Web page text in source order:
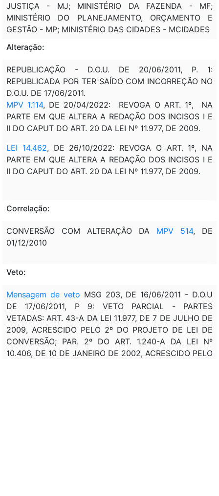
JUSTIÇA - MJ; MINISTÉRIO DA FAZENDA - MF;
MINISTÉRIO DO PLANEJAMENTO, ORÇAMENTO E
GESTÃO - MP; MINISTÉRIO DAS CIDADES - MCIDADES
Alteração:
REPUBLICAÇÃO - D.O.U. DE 20/06/2011, P. 1:
REPUBLICADA POR TER SAÍDO COM INCORREÇÃO NO
D.O.U. DE 17/06/2011.
MPV 1.114, DE 20/04/2022: REVOGA O ART. 1º, NA
PARTE EM QUE ALTERA A REDAÇÃO DOS INCISOS I E
II DO CAPUT DO ART. 20 DA LEI Nº 11.977, DE 2009.
LEI 14.462, DE 26/10/2022: REVOGA O ART. 1º, NA
PARTE EM QUE ALTERA A REDAÇÃO DOS INCISOS I E
II DO CAPUT DO ART. 20 DA LEI Nº 11.977, DE 2009.
Correlação:
CONVERSÃO COM ALTERAÇÃO DA MPV 514, DE
01/12/2010
Veto:
Mensagem de veto MSG 203, DE 16/06/2011 - D.O.U
DE 17/06/2011, P 9: VETO PARCIAL - PARTES
VETADAS: ART. 43-A DA LEI 11.977, DE 7 DE JULHO DE
2009, ACRESCIDO PELO 2º DO PROJETO DE LEI DE
CONVERSÃO; PAR. 2º DO ART. 1.240-A DA LEI Nº
10.406, DE 10 DE JANEIRO DE 2002, ACRESCIDO PELO